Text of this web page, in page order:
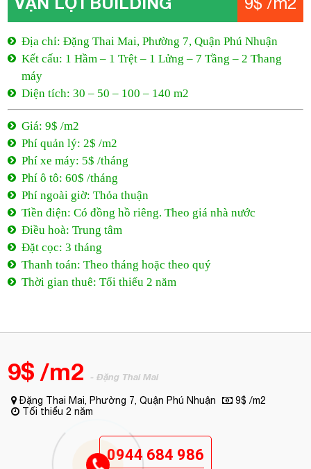
Giá: 9$ /m2
Phí quản lý: 2$ /m2
Phí xe máy: 5$ /tháng
Phí ô tô: 60$ /tháng
Phí ngoài giờ: Thỏa thuận
Tiền điện: Có đồng hồ riêng. Theo giá nhà nước
Điều hoà: Trung tâm
Đặt cọc: 3 tháng
Thanh toán: Theo tháng hoặc theo quý
Thời gian thuê: Tối thiểu 2 năm
9$ /m2- Đặng Thai Mai
MIỄN PHÍ DỊCH VỤ
TÌM KIẾM VĂN PHÒNG